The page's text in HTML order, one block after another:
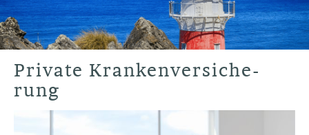
Private Kranken­ver­si­che­
rung